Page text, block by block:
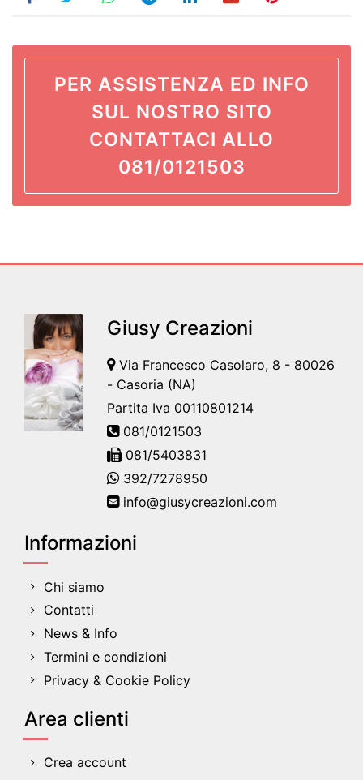
PER ASSISTENZA ED INFO
SUL NOSTRO SITO
CONTATTACI ALLO
081/0121503
Giusy Creazioni
Via Francesco Casolaro, 8 - 80026
- Casoria (NA)
Partita Iva 00110801214
081/0121503
081/5403831
392/7278950
info@giusycreazioni.com
Informazioni
Chi siamo
Contatti
News & Info
Termini e condizioni
Privacy & Cookie Policy
Area clienti
Crea account